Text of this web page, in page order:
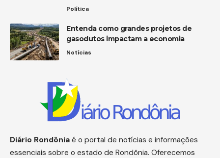
Política
Entenda como grandes projetos de
gasodutos impactam a economia
Notícias
Diário Rondôniaé o portal de notícias e informações
essenciais sobre o estado de Rondônia. Oferecemos